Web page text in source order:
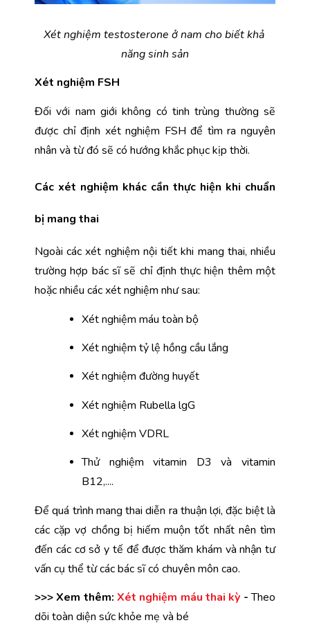
Xét nghiệm testosterone ở nam cho biết khả
năng sinh sản
Xét nghiệm FSH
Đối với nam giới không có tinh trùng thường sẽ
được chỉ định xét nghiệm FSH để tìm ra nguyên
nhân và từ đó sẽ có hướng khắc phục kịp thời.
Các xét nghiệm khác cần thực hiện khi chuẩn
bị mang thai
Ngoài các xét nghiệm nội tiết khi mang thai, nhiều
trường hợp bác sĩ sẽ chỉ định thực hiện thêm một
hoặc nhiều các xét nghiệm như sau:
Xét nghiệm máu toàn bộ
Xét nghiệm tỷ lệ hồng cầu lắng
Xét nghiệm đường huyết
Xét nghiệm Rubella lgG
Xét nghiệm VDRL
Thử nghiệm vitamin D3 và vitamin
B12,....
Để quá trình mang thai diễn ra thuận lợi, đặc biệt là
các cặp vợ chồng bị hiếm muộn tốt nhất nên tìm
đến các cơ sở y tế để được thăm khám và nhận tư
vấn cụ thể từ các bác sĩ có chuyên môn cao.
>>> Xem thêm: Xét nghiệm máu thai kỳ - Theo
dõi toàn diện sức khỏe mẹ và bé